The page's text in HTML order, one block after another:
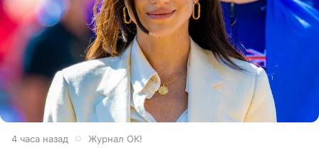
4 часа назад Журнал OK!